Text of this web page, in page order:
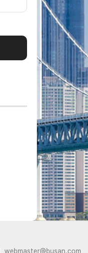
webmaster@busan.com